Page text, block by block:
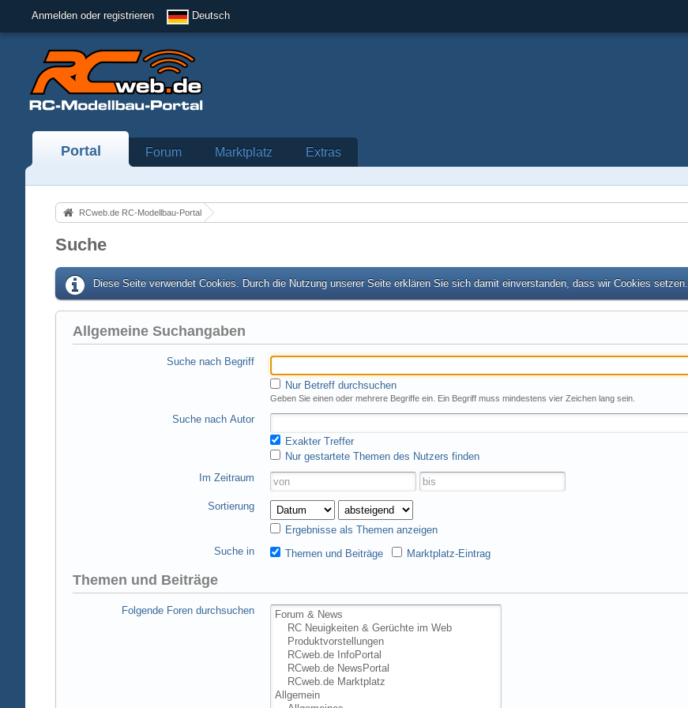
Anmelden oder registrieren Deutsch
Portal Forum Marktplatz Extras
RCweb.de RC-Modellbau-Portal
Suche
Diese Seite verwendet Cookies. Durch die Nutzung unserer Seite erklären Sie sich damit einverstanden, dass wir Cookies setzen.
Allgemeine Suchangaben
Suche nach Begriff
Nur Betreff durchsuchen
Geben Sie einen oder mehrere Begriffe ein. Ein Begriff muss mindestens vier Zeichen lang sein.
Suche nach Autor
Exakter Treffer
Nur gestartete Themen des Nutzers finden
Im Zeitraum
Sortierung
Ergebnisse als Themen anzeigen
Suche in
Themen und Beiträge Marktplatz-Eintrag
Themen und Beiträge
Folgende Foren durchsuchen